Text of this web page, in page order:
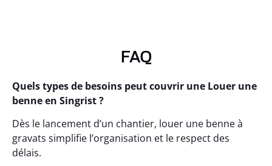
FAQ
Quels types de besoins peut couvrir une Louer une
benne en Singrist ?
Dès le lancement d’un chantier, louer une benne à
gravats simplifie l’organisation et le respect des
délais.